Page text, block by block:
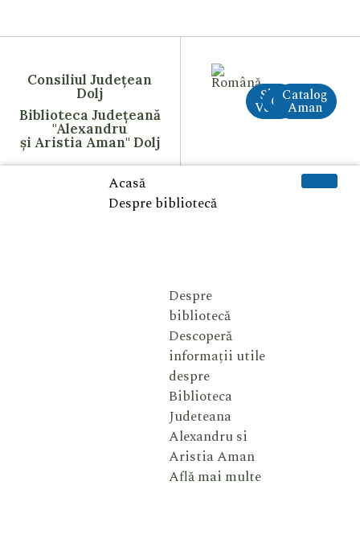
Consiliul Județean
Dolj
Biblioteca Județeană
"Alexandru
și Aristia Aman" Dolj
Site
VechiCreAI
Catalog
Aman
Acasă
Despre bibliotecă
Despre
bibliotecă
Descoperă
informații utile
despre
Biblioteca
Judeteana
Alexandru si
Aristia Aman
Află mai multe